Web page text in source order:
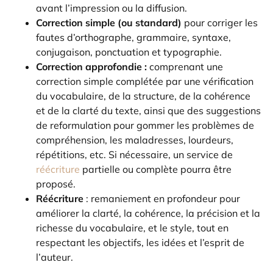
avant l’impression ou la diffusion.
Correction simple (ou standard) pour corriger les
fautes d’orthographe, grammaire, syntaxe,
conjugaison, ponctuation et typographie.
Correction approfondie :comprenant une
correction simple complétée par une vérification
du vocabulaire, de la structure, de la cohérence
et de la clarté du texte, ainsi que des suggestions
de reformulation pour gommer les problèmes de
compréhension, les maladresses, lourdeurs,
répétitions, etc. Si nécessaire, un service de
réécriture partielle ou complète pourra être
proposé.
Réécriture: remaniement en profondeur pour
améliorer la clarté, la cohérence, la précision et la
richesse du vocabulaire, et le style, tout en
respectant les objectifs, les idées et l’esprit de
l’auteur.